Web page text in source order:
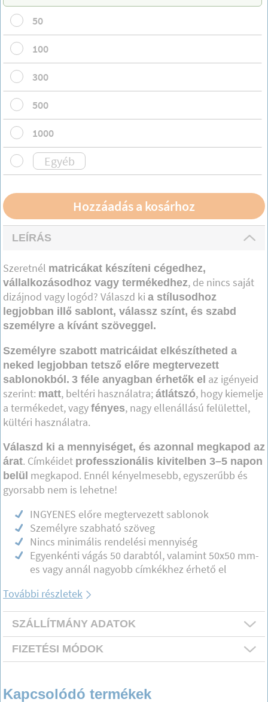
50
100
300
500
1000
LEÍRÁS
Szeretnél matricákat készíteni cégedhez,
vállalkozásodhoz vagy termékedhez, de nincs saját
dizájnod vagy logód? Válaszd ki a stílusodhoz
legjobban illő sablont, válassz színt, és szabd
személyre a kívánt szöveggel.
Személyre szabott matricáidat elkészítheted a
neked legjobban tetsző előre megtervezett
sablonokból. 3 féle anyagban érhetők el az igényeid
szerint: matt, beltéri használatra; átlátszó, hogy kiemelje
a termékedet, vagy fényes, nagy ellenállású felülettel,
kültéri használatra.
Válaszd ki a mennyiséget, és azonnal megkapod az
árat. Címkéidet professzionális kivitelben 3–5 napon
belül megkapod. Ennél kényelmesebb, egyszerűbb és
gyorsabb nem is lehetne!
INGYENES előre megtervezett sablonok
Személyre szabható szöveg
Nincs minimális rendelési mennyiség
Egyenkénti vágás 50 darabtól, valamint 50x50 mm-
es vagy annál nagyobb címkékhez érhető el
További részletek
SZÁLLÍTMÁNY ADATOK
FIZETÉSI MÓDOK
Kapcsolódó termékek